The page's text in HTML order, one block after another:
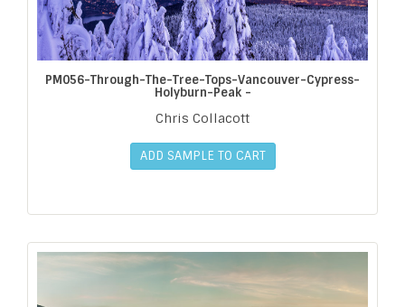
PM056-Through-The-Tree-Tops-Vancouver-Cypress-
Holyburn-Peak -
Chris Collacott
ADD SAMPLE TO CART